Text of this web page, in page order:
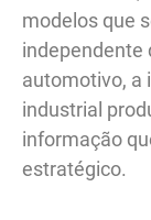
modelos que
independente
automotivo, a
industrial
informação
estratégico.